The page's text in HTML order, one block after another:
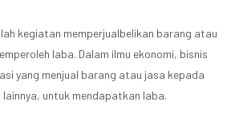
kegiatan memperjualbelikan barang atau
laba. Dalam ilmu ekonomi, bisnis
yang menjual barang atau jasa kepada
untuk mendapatkan laba.